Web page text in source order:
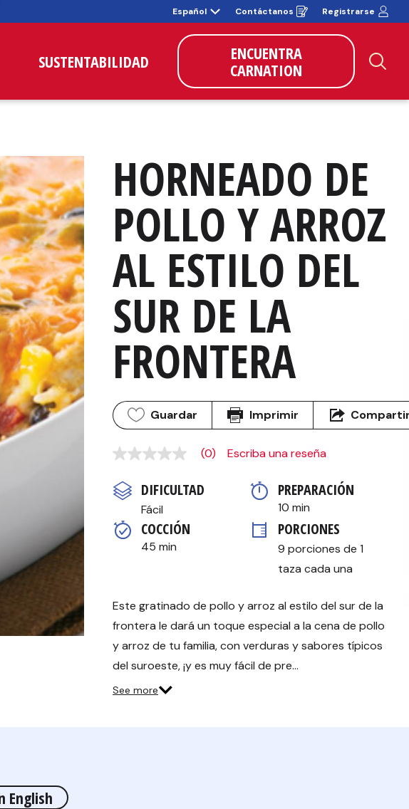
Español Contáctanos
Opens
in
a
window
Registrarse
SUSTENTABILIDAD
ENCUENTRA
CARNATION
HORNEADO DE
POLLO Y ARROZ
AL ESTILO DEL
SUR DE LA
FRONTERA
Guardar Imprimir
Sin
Enlace
en
misma
página.
(0) Escriba una reseña
DIFICULTAD
Fácil
PREPARACIÓN
10 min
COCCIÓN
45 min
PORCIONES
9 porciones de 1
taza cada una
Este gratinado de pollo y arroz al estilo del sur de la
frontera le dará un toque especial a la cena de pollo
y arroz de tu familia, con verduras y sabores típicos
del suroeste, ¡y es muy fácil de pre…
See more
English